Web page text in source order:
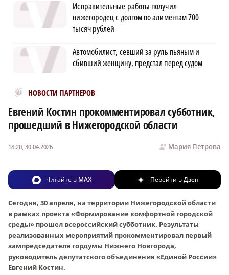
Исправительные работы получил
нижегородец с долгом по алиментам 700
тысяч рублей
Автомобилист, севший за руль пьяным и
сбивший женщину, предстал перед судом
НОВОСТИ ПАРТНЕРОВ
Новости МирТесен
Евгений Костин прокомментировал субботник,
прошедший в Нижегородской области
Мария Петрова
18:20, 30.04.2026
Читайте в MAX Перейти вДзен
Сегодня, 30 апреля, на территории Нижегородской области
в рамках проекта «Формирование комфортной городской
среды» прошел всероссийский субботник. Результаты
реализованных мероприятий прокомментировал первый
зампредседателя гордумы Нижнего Новгорода,
руководитель депутатского объединения «Единой России»
Евгений Костин.